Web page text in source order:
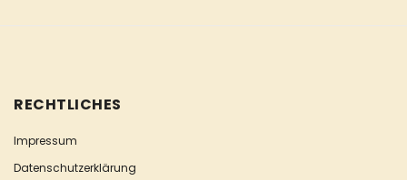
RECHTLICHES
Impressum
Datenschutzerklärung